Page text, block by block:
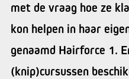
met de vraag hoe ze
kon helpen in haar
genaamd Hairforce 1.
(knip)cursussen